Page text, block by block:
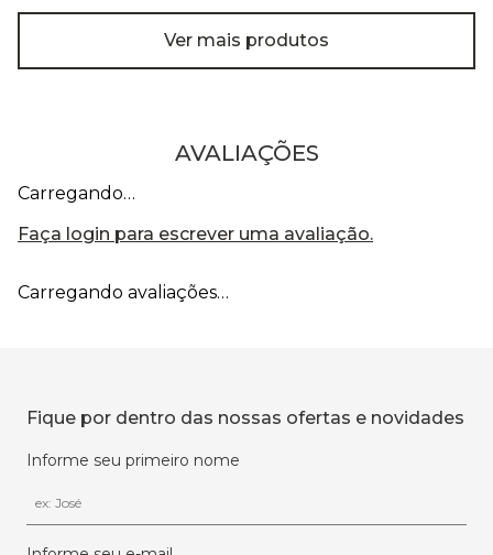
Ver mais produtos
AVALIAÇÕES
Carregando…
Faça login para escrever uma avaliação.
Carregando avaliações…
Fique por dentro das nossas ofertas e novidades
Informe seu primeiro nome